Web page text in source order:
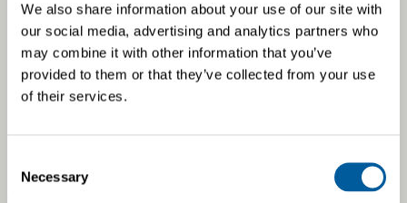
We also share information about your use of our site with
our social media, advertising and analytics partners who
may combine it with other information that you’ve
provided to them or that they’ve collected from your use
of their services.
Selection
Necessary